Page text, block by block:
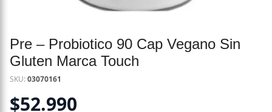
Pre – Probiotico 90 Cap Vegano Sin
Gluten Marca Touch
SKU:03070161
$52.990